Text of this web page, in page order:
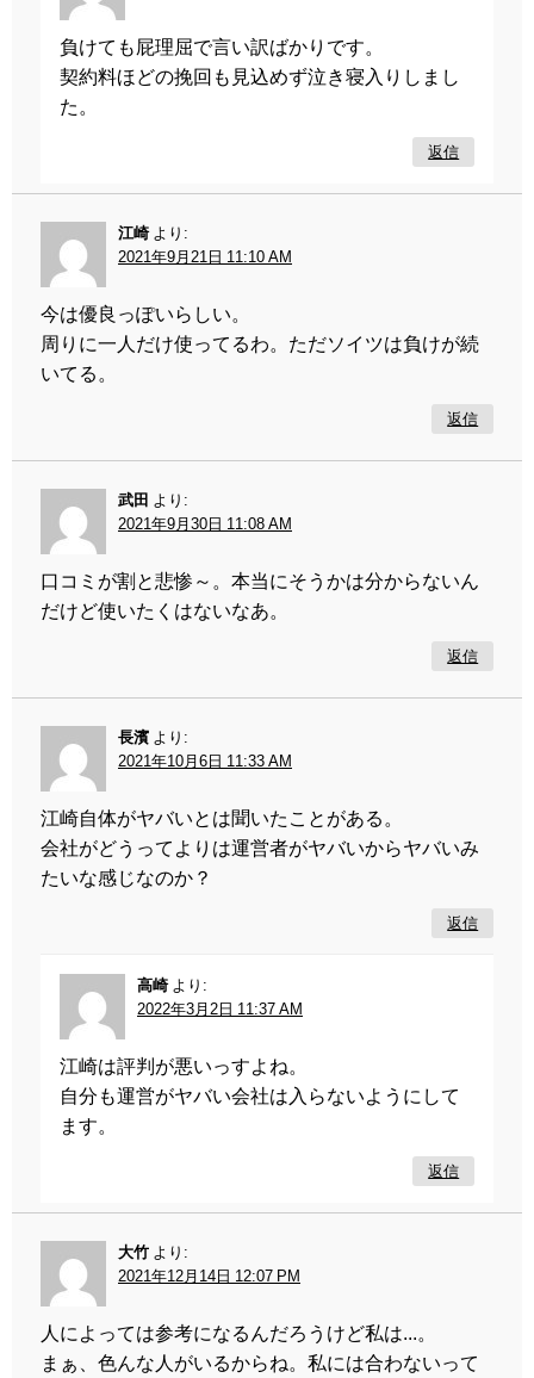
負けても屁理屈で言い訳ばかりです。
契約料ほどの挽回も見込めず泣き寝入りしまし
た。
返信
江崎 より:
2021年9月21日 11:10 AM
今は優良っぽいらしい。
周りに一人だけ使ってるわ。ただソイツは負けが続
いてる。
返信
武田
より:
2021年9月30日 11:08 AM
口コミが割と悲惨～。本当にそうかは分からないん
だけど使いたくはないなあ。
返信
長濱 より:
2021年10月6日 11:33 AM
江崎自体がヤバいとは聞いたことがある。
会社がどうってよりは運営者がヤバいからヤバいみ
たいな感じなのか？
返信
高崎 より:
2022年3月2日 11:37 AM
江崎は評判が悪いっすよね。
自分も運営がヤバい会社は入らないようにして
ます。
返信
大竹 より:
2021年12月14日 12:07 PM
人によっては参考になるんだろうけど私は...。
まぁ、色んな人がいるからね。私には合わないって